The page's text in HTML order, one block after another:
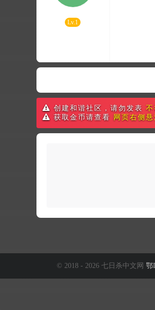
Lv.1
创建和谐社区，请勿发表
获取金币请查看
网页右侧
© 2018 - 2026 七日杀中文网 鄂